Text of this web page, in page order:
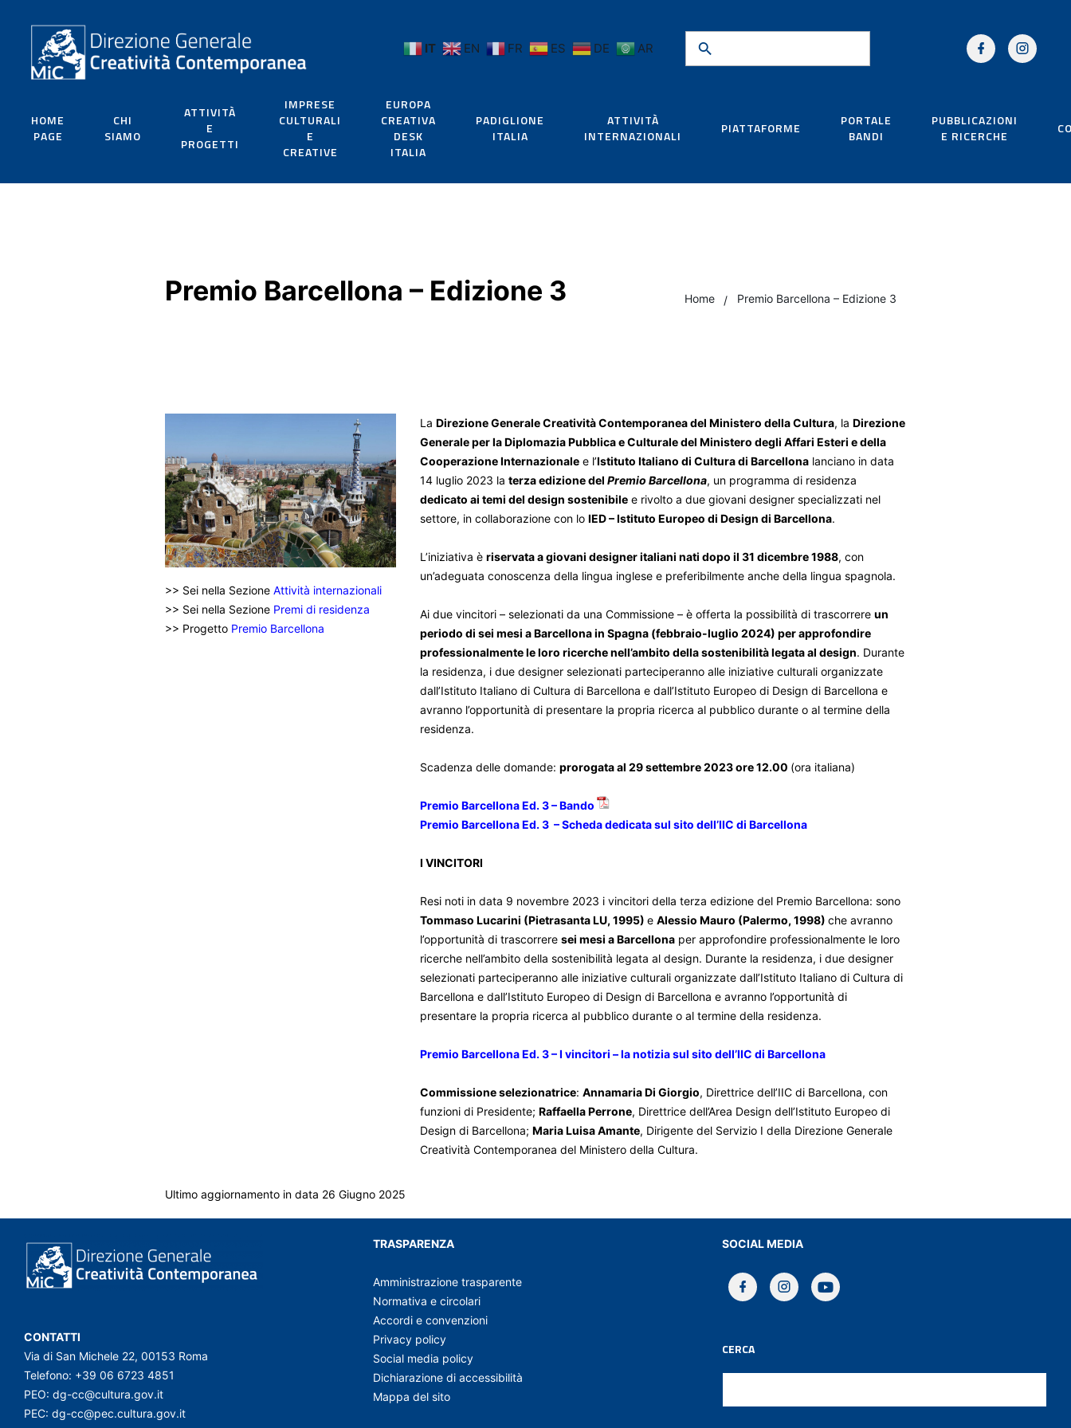
IT EN FR ES DE AR
HOME
PAGE
CHI
SIAMO
ATTIVITÀ
E
PROGETTI
IMPRESE
CULTURALI
E
CREATIVE
EUROPA
CREATIVA
DESK
ITALIA
PADIGLIONE
ITALIA
ATTIVITÀ
INTERNAZIONALI
PIATTAFORME
PORTALE
BANDI
PUBBLICAZIONI
E RICERCHE
Premio Barcellona – Edizione 3 Home Premio Barcellona – Edizione 3
>> Sei nella Sezione Attività internazionali
>> Sei nella Sezione Premi di residenza
>> Progetto Premio Barcellona
La Direzione Generale Creatività Contemporanea del Ministero della Cultura, la Direzione
Generale per la Diplomazia Pubblica e Culturale del Ministero degli Affari Esteri e della
Cooperazione Internazionalee l’Istituto Italiano di Cultura di Barcellonalanciano in data
14 luglio 2023 la terza edizione del Premio Barcellona, un programma di residenza
dedicato ai temi del design sostenibilee rivolto a due giovani designer specializzati nel
settore, in collaborazione con lo IED – Istituto Europeo di Design di Barcellona.
L’iniziativa è riservata a giovani designer italiani nati dopo il 31 dicembre 1988, con
un’adeguata conoscenza della lingua inglese e preferibilmente anche della lingua spagnola.
Ai due vincitori – selezionati da una Commissione – è offerta la possibilità di trascorrere un
periodo di sei mesi a Barcellona in Spagna (febbraio-luglio 2024) per approfondire
professionalmente le loro ricerche nell’ambito della sostenibilità legata al design. Durante
la residenza, i due designer selezionati parteciperanno alle iniziative culturali organizzate
dall’Istituto Italiano di Cultura di Barcellona e dall’Istituto Europeo di Design di Barcellona e
avranno l’opportunità di presentare la propria ricerca al pubblico durante o al termine della
residenza.
Scadenza delle domande: prorogata al 29 settembre 2023 ore 12.00 (ora italiana)
Premio Barcellona Ed. 3 – Bando
Premio Barcellona Ed. 3 – Scheda dedicata sul sito dell’IIC di Barcellona
I VINCITORI
Resi noti in data 9 novembre 2023 i vincitori della terza edizione del Premio Barcellona: sono
Tommaso Lucarini (Pietrasanta LU, 1995) e Alessio Mauro (Palermo, 1998) che avranno
l’opportunità di trascorrere sei mesi a Barcellonaper approfondire professionalmente le loro
ricerche nell’ambito della sostenibilità legata al design. Durante la residenza, i due designer
selezionati parteciperanno alle iniziative culturali organizzate dall’Istituto Italiano di Cultura di
Barcellona e dall’Istituto Europeo di Design di Barcellona e avranno l’opportunità di
presentare la propria ricerca al pubblico durante o al termine della residenza.
Premio Barcellona Ed. 3 – I vincitori – la notizia sul sito dell’IIC di Barcellona
Commissione selezionatrice: Annamaria Di Giorgio, Direttrice dell’IIC di Barcellona, con
funzioni di Presidente; Raffaella Perrone, Direttrice dell’Area Design dell’Istituto Europeo di
Design di Barcellona; Maria Luisa Amante, Dirigente del Servizio I della Direzione Generale
Creatività Contemporanea del Ministero della Cultura.
Ultimo aggiornamento in data 26 Giugno 2025
CONTATTI
Via di San Michele 22, 00153 Roma
Telefono: +39 06 6723 4851
PEO: dg-cc@cultura.gov.it
PEC: dg-cc@pec.cultura.gov.it
TRASPARENZA
Amministrazione trasparente
Normativa e circolari
Accordi e convenzioni
Privacy policy
Social media policy
Dichiarazione di accessibilità
Mappa del sito
SOCIAL MEDIA
CERCA